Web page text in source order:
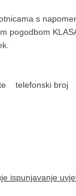
s
pogodbom
te telefonski broj
ispunjavanje